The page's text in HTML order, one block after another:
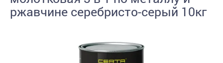
ржавчине серебристо-серый 10кг